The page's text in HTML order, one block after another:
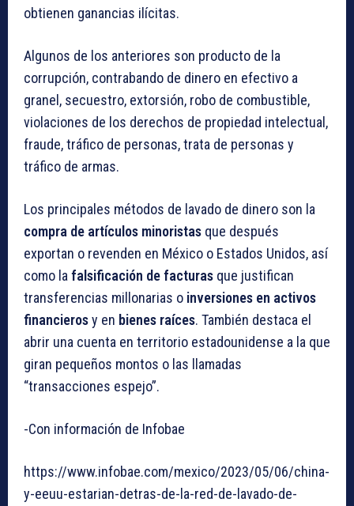
obtienen ganancias ilícitas.
Algunos de los anteriores son producto de la
corrupción, contrabando de dinero en efectivo a
granel, secuestro, extorsión, robo de combustible,
violaciones de los derechos de propiedad intelectual,
fraude, tráfico de personas, trata de personas y
tráfico de armas.
Los principales métodos de lavado de dinero son la
compra de artículos minoristas que después
exportan o revenden en México o Estados Unidos, así
como la falsificación de facturas que justifican
transferencias millonarias o inversiones en activos
financierosy en bienes raíces. También destaca el
abrir una cuenta en territorio estadounidense a la que
giran pequeños montos o las llamadas
“transacciones espejo”.
-Con información de Infobae
https://www.infobae.com/mexico/2023/05/06/china-
y-eeuu-estarian-detras-de-la-red-de-lavado-de-